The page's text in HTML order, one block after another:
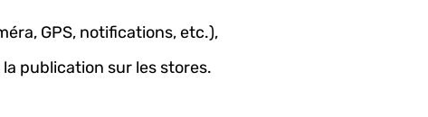
GPS, notifications, etc.),
publication sur les stores.